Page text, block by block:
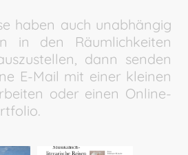
haben auch unabhängig
in den Räumlichkeiten
dann senden
E-Mail mit einer kleinen
oder einen Online-